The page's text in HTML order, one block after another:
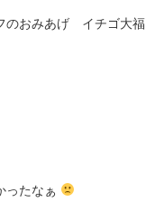
のおみあげ イチゴ大福
ったなぁ